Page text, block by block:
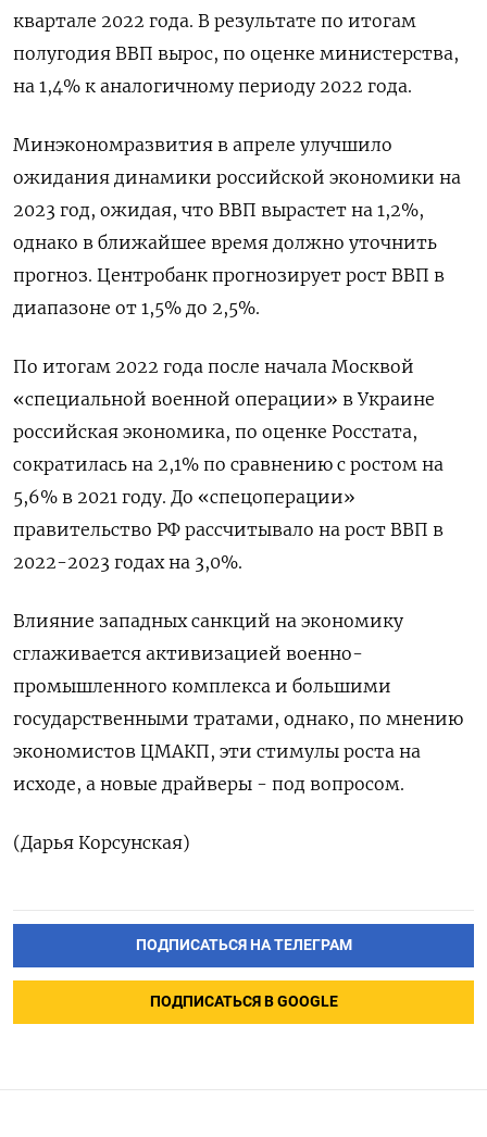
квартале 2022 года. В результате по итогам
полугодия ВВП вырос, по оценке министерства,
на 1,4% к аналогичному периоду 2022 года.
Минэкономразвития в апреле улучшило
ожидания динамики российской экономики на
2023 год, ожидая, что ВВП вырастет на 1,2%,
однако в ближайшее время должно уточнить
прогноз. Центробанк прогнозирует рост ВВП в
диапазоне от 1,5% до 2,5%.
По итогам 2022 года после начала Москвой
«специальной военной операции» в Украине
российская экономика, по оценке Росстата,
сократилась на 2,1% по сравнению с ростом на
5,6% в 2021 году. До «спецоперации»
правительство РФ рассчитывало на рост ВВП в
2022-2023 годах на 3,0%.
Влияние западных санкций на экономику
сглаживается активизацией военно-
промышленного комплекса и большими
государственными тратами, однако, по мнению
экономистов ЦМАКП, эти стимулы роста на
исходе, а новые драйверы - под вопросом.
(Дарья Корсунская)
ПОДПИСАТЬСЯ НА ТЕЛЕГРАМ
ПОДПИСАТЬСЯ В GOOGLE